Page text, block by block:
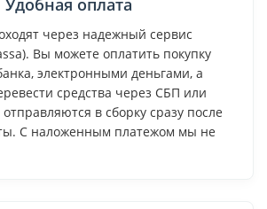
Удобная оплата
через надежный сервис
Вы можете оплатить покупку
электронными деньгами, а
средства через СБП или
в сборку сразу после
С наложенным платежом мы не